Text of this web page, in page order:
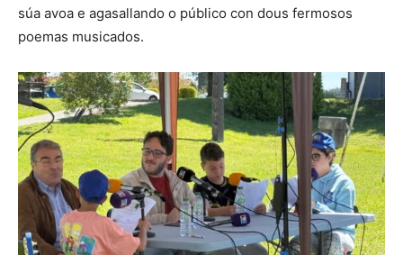
súa avoa e agasallando o público con dous fermosos
poemas musicados.